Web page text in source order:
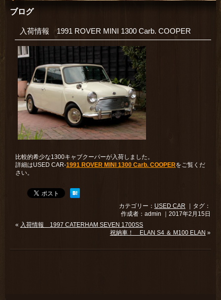
ブログ
入荷情報 1991 ROVER MINI 1300 Carb. COOPER
比較的希少な1300キャブクーパーが入荷しました。
詳細はUSED CAR-1991 ROVER MINI 1300 Carb. COOPERをご覧くだ
さい。
カテゴリー： USED CAR ｜タグ：
作成者：admin ｜2017年2月15日
« 入荷情報 1997 CATERHAM SEVEN 1700SS
祝納車！ ELAN S4 ＆ M100 ELAN »